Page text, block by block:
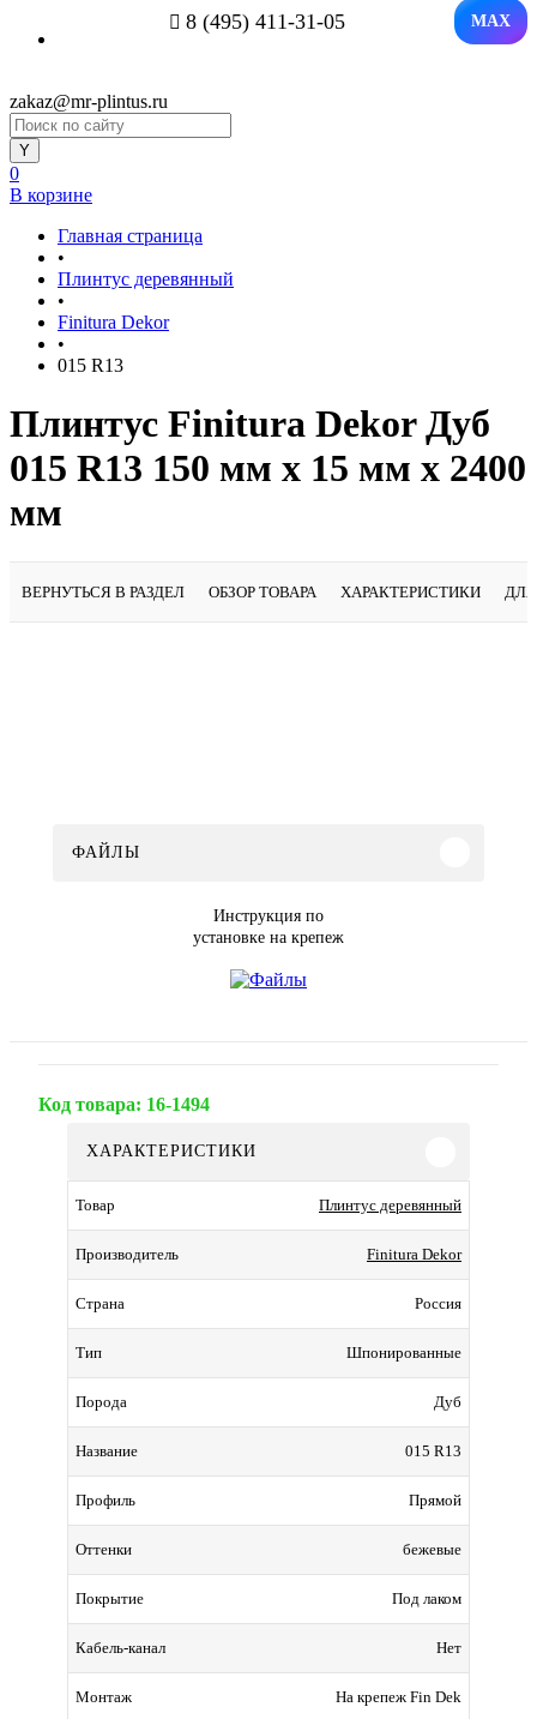
8 (495) 411-31-05 MAX
zakaz@mr-plintus.ru
0
В корзине
Главная страница
•
Плинтус деревянный
•
Finitura Dekor
•
015 R13
Плинтус Finitura Dekor Дуб
015 R13 150 мм х 15 мм х 2400
мм
ВЕРНУТЬСЯ В РАЗДЕЛ ОБЗОР ТОВАРА ХАРАКТЕРИСТИКИ
ФАЙЛЫ
Инструкция по
установке на крепеж
Код товара: 16-1494
ХАРАКТЕРИСТИКИ
Товар Плинтус деревянный
Производитель Finitura Dekor
Страна Россия
Тип Шпонированные
Порода Дуб
Название 015 R13
Профиль Прямой
Оттенки бежевые
Покрытие Под лаком
Кабель-канал Нет
Монтаж На крепеж Fin Dek